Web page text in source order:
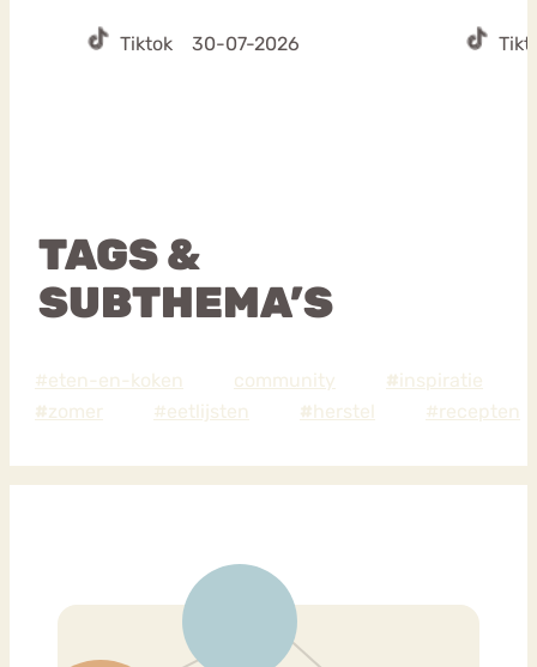
Tiktok 30-07-2026
TAGS &
SUBTHEMA’S
#eten-en-koken community #inspiratie
#zomer #eetlijsten #herstel #recepten